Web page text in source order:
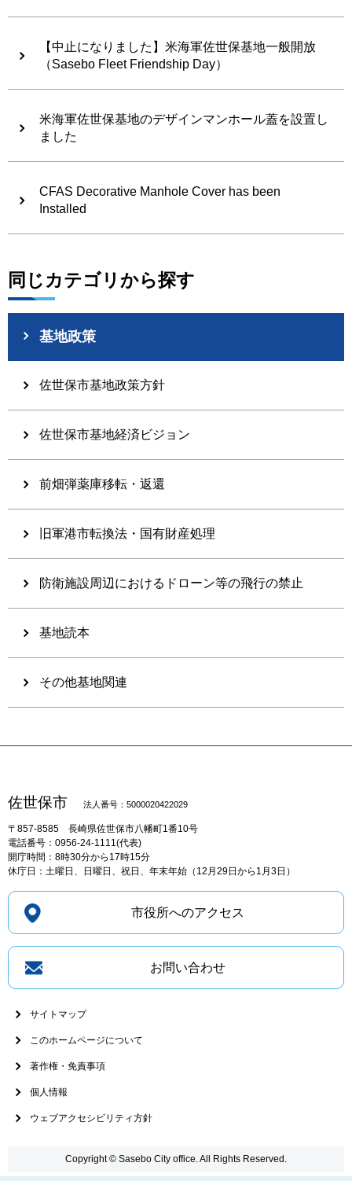
【中止になりました】米海軍佐世保基地一般開放
（Sasebo Fleet Friendship Day）
米海軍佐世保基地のデザインマンホール蓋を設置し
ました
CFAS Decorative Manhole Cover has been
Installed
同じカテゴリから探す
基地政策
佐世保市基地政策方針
佐世保市基地経済ビジョン
前畑弾薬庫移転・返還
旧軍港市転換法・国有財産処理
防衛施設周辺におけるドローン等の飛行の禁止
基地読本
その他基地関連
佐世保市 法人番号：5000020422029
〒857-8585 長崎県佐世保市八幡町1番10号
電話番号：0956-24-1111(代表)
開庁時間：8時30分から17時15分
休庁日：土曜日、日曜日、祝日、年末年始（12月29日から1月3日）
市役所へのアクセス
お問い合わせ
サイトマップ
このホームページについて
著作権・免責事項
個人情報
ウェブアクセシビリティ方針
Copyright © Sasebo City office. All Rights Reserved.